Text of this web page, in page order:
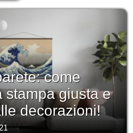
come
stampa giusta e
decorazioni!